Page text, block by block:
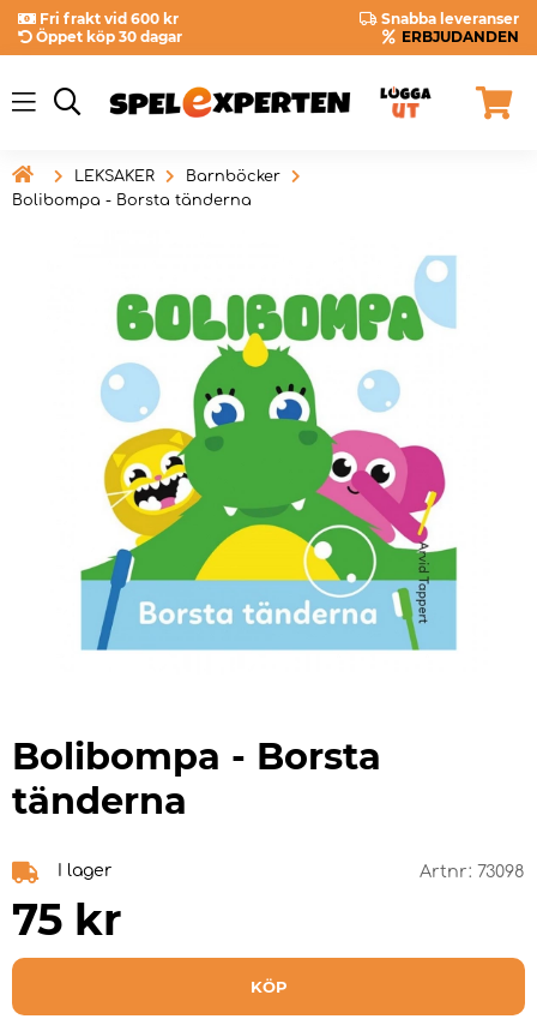
Fri frakt vid 600 kr
Snabba leveranser
Öppet köp 30 dagar
ERBJUDANDEN
 LEKSAKER
Barnböcker
Bolibompa - Borsta tänderna
Bolibompa - Borsta
tänderna
I lager Artnr: 73098
75 kr
KÖP